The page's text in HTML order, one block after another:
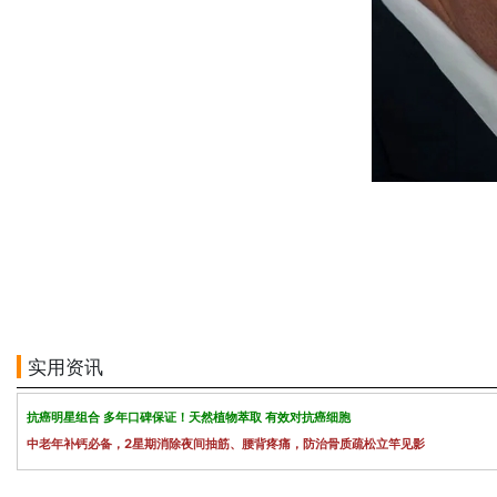
实用资讯
抗癌明星组合 多年口碑保证！天然植物萃取 有效对抗癌细胞
中老年补钙必备，2星期消除夜间抽筋、腰背疼痛，防治骨质疏松立竿见影